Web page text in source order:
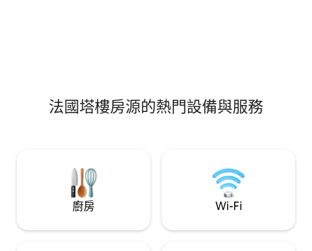
法國塔樓房源的熱門設備與服務
廚房 Wi-Fi